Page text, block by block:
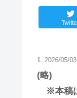
1: 2026/05/
(略)
※本稿は